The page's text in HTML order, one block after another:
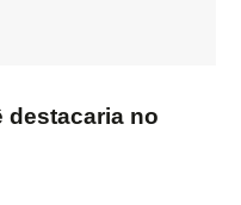
destacaria no